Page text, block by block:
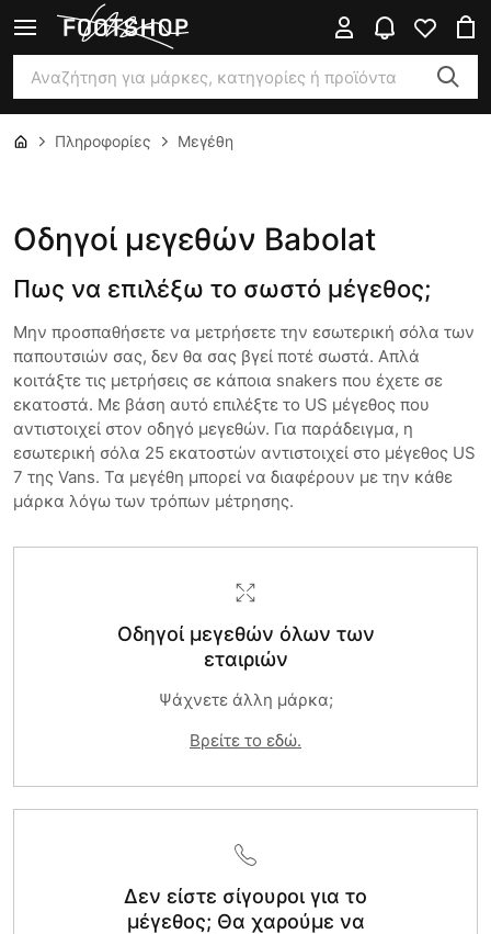
Πληροφορίες Μεγέθη
Οδηγοί μεγεθών Babolat
Πως να επιλέξω το σωστό μέγεθος;
Μην προσπαθήσετε να μετρήσετε την εσωτερική σόλα των
παπουτσιών σας, δεν θα σας βγεί ποτέ σωστά. Απλά
κοιτάξτε τις μετρήσεις σε κάποια snakers που έχετε σε
εκατοστά. Με βάση αυτό επιλέξτε το US μέγεθος που
αντιστοιχεί στον οδηγό μεγεθών. Για παράδειγμα, η
εσωτερική σόλα 25 εκατοστών αντιστοιχεί στο μέγεθος US
7 της Vans. Τα μεγέθη μπορεί να διαφέρουν με την κάθε
μάρκα λόγω των τρόπων μέτρησης.
Οδηγοί μεγεθών όλων των
εταιριών
Ψάχνετε άλλη μάρκα;
Βρείτε το εδώ.
Δεν είστε σίγουροι για το
μέγεθος; Θα χαρούμε να